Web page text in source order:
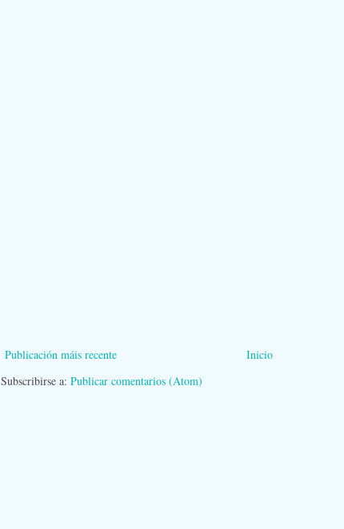
Publicación máis recente
Inicio
Subscribirse a: Publicar comentarios (Atom)